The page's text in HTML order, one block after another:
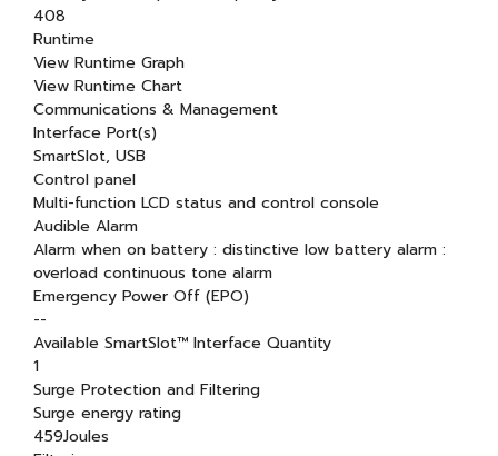
408
Runtime
View Runtime Graph
View Runtime Chart
Communications & Management
Interface Port(s)
SmartSlot, USB
Control panel
Multi-function LCD status and control console
Audible Alarm
Alarm when on battery : distinctive low battery alarm :
overload continuous tone alarm
Emergency Power Off (EPO)
--
Available SmartSlot™ Interface Quantity
1
Surge Protection and Filtering
Surge energy rating
459Joules